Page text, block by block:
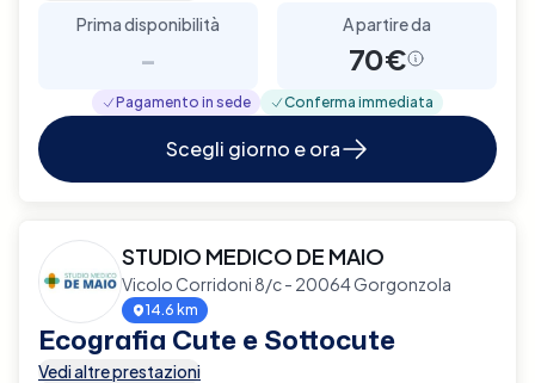
Prima disponibilità
-
A partire da
70€
Pagamento in sede Conferma immediata
Scegli giorno e ora
STUDIO MEDICO DE MAIO
Vicolo Corridoni 8/c - 20064 Gorgonzola
14.6 km
Ecografia Cute e Sottocute
Vedi altre prestazioni